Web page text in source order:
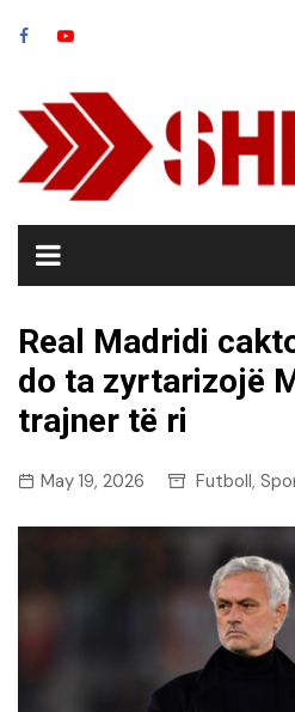
Real Madridi
do ta zyrtarizojë
trajner të ri
May 19, 2026 Futboll,